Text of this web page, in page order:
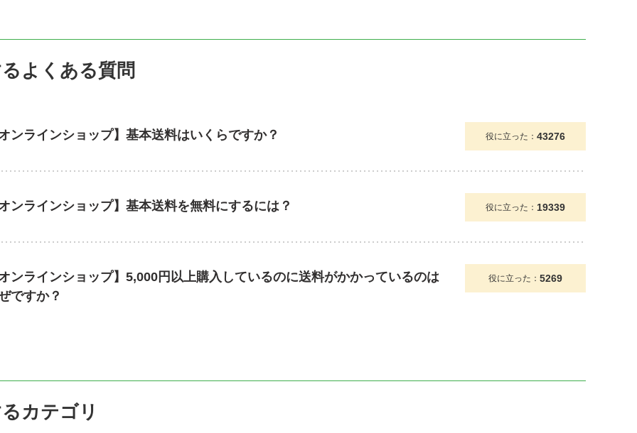
よくある質問
ンラインショップ】基本送料はいくらですか？ 役に立った： 43276
ンラインショップ】基本送料を無料にするには？ 役に立った： 19339
ンラインショップ】5,000円以上購入しているのに送料がかかっているのは
ですか？
役に立った： 5269
カテゴリ